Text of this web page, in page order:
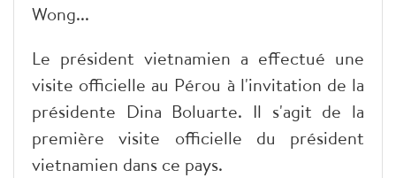
Wong...
Le président vietnamien a effectué une
visite officielle au Pérou à l'invitation de la
présidente Dina Boluarte. Il s'agit de la
première visite officielle du président
vietnamien dans ce pays.